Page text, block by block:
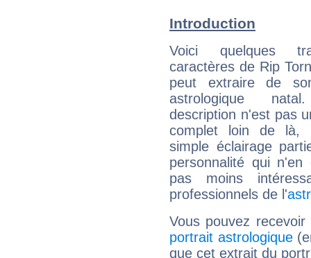
Introduction
Voici quelques
caractères de Rip
peut extraire de
astrologique
description n'est pas
complet loin de là,
simple éclairage
personnalité qui n'en
pas moins
professionnels de l'
Vous pouvez
portrait astrologique
que cet extrait du